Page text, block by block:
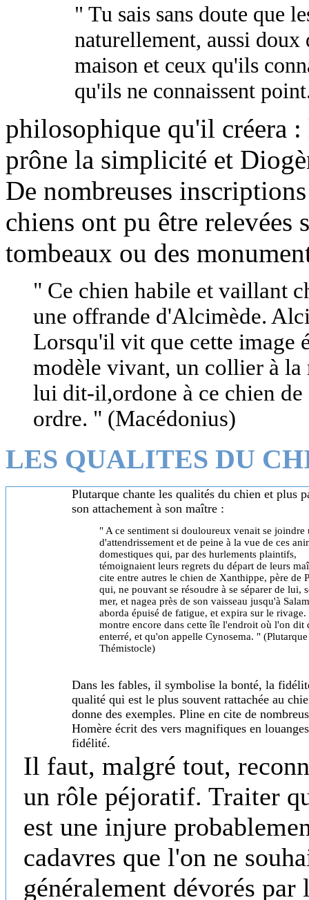
" Tu sais sans doute que
naturellement, aussi doux
maison et ceux qu'ils
qu'ils ne connaissent
philosophique qu'il créera
prône la simplicité et
De nombreuses
chiens ont pu être relevées
tombeaux ou des
" Ce chien habile et vaillant
une offrande d'Alcimède.
Lorsqu'il vit que cette image
modèle vivant, un collier à
lui dit-il,ordone à ce chien
ordre. " (Macédonius)
LES QUALITES DU
Plutarque chante les qualités du chien et plus
son attachement à son maître :
" A ce sentiment si douloureux venait se joindre
d'attendrissement et de peine à la vue de ces
domestiques qui, par des hurlements plaintifs,
témoignaient leurs regrets du départ de leurs
cite entre autres le chien de Xanthippe, père de
qui, ne pouvant se résoudre à se séparer de lui,
mer, et nagea près de son vaisseau jusqu'à
aborda épuisé de fatigue, et expira sur le rivage.
montre encore dans cette île l'endroit où l'on dit
enterré, et qu'on appelle Cynosema. "
Thémistocle)
Dans les fables, il symbolise la bonté, la
qualité qui est le plus souvent rattachée au
donne des exemples. Pline en cite de
Homère écrit des vers magnifiques en
fidélité.
Il faut, malgré tout,
un rôle péjoratif. Traiter
est une injure
cadavres que l'on ne
généralement dévorés par